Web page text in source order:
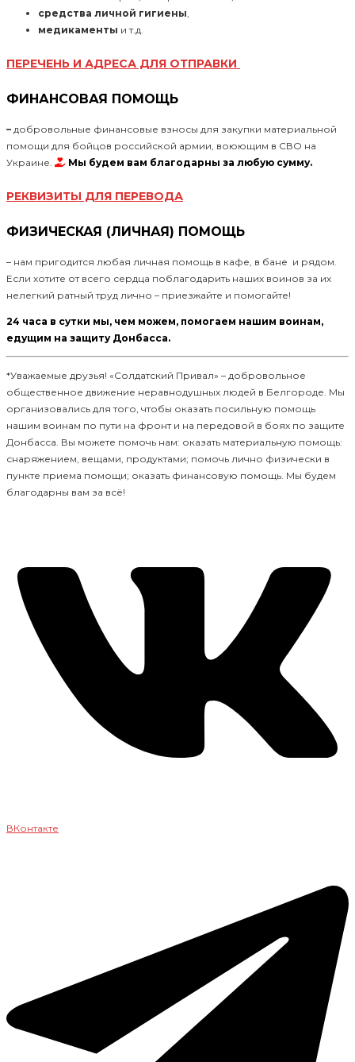
средства личной гигиены,
медикаменты и т.д.
ПЕРЕЧЕНЬ И АДРЕСА ДЛЯ ОТПРАВКИ
ФИНАНСОВАЯ ПОМОЩЬ
– добровольные финансовые взносы для закупки материальной
помощи для бойцов российской армии, воюющим в СВО на
Украине.
Мы будем вам благодарны за любую сумму.
РЕКВИЗИТЫ ДЛЯ ПЕРЕВОДА
ФИЗИЧЕСКАЯ (ЛИЧНАЯ) ПОМОЩЬ
– нам пригодится любая личная помощь в кафе, в бане и рядом.
Если хотите от всего сердца поблагодарить наших воинов за их
нелегкий ратный труд лично – приезжайте и помогайте!
24 часа в сутки мы, чем можем, помогаем нашим воинам,
едущим на защиту Донбасса.
*Уважаемые друзья! «Солдатский Привал» – добровольное
общественное движение неравнодушных людей в Белгороде. Мы
организовались для того, чтобы оказать посильную помощь
нашим воинам по пути на фронт и на передовой в боях по защите
Донбасса. Вы можете помочь нам: оказать материальную помощь:
снаряжением, вещами, продуктами; помочь лично физически в
пункте приема помощи; оказать финансовую помощь. Мы будем
благодарны вам за всё!
ВКонтакте